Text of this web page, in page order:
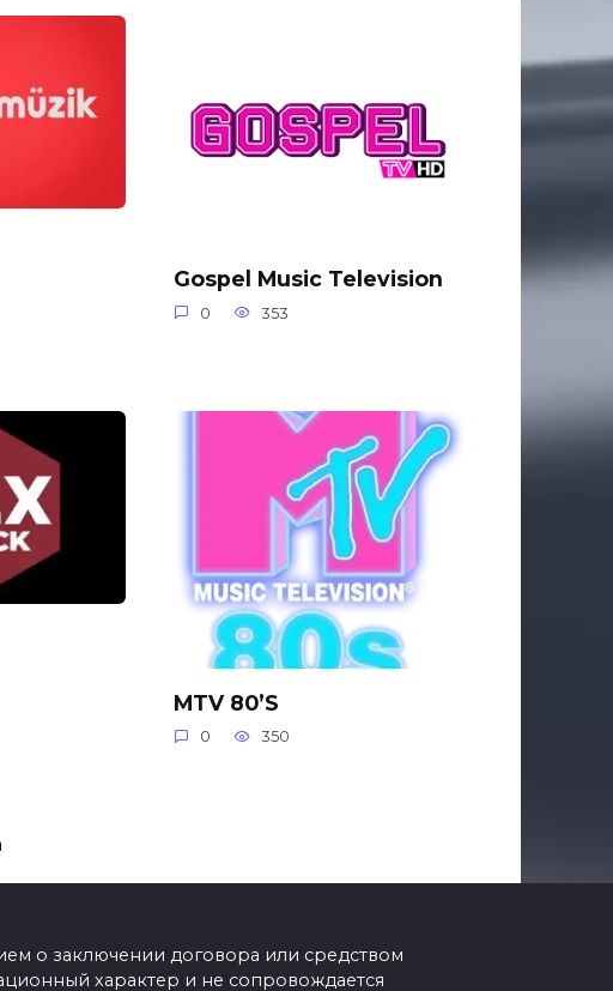
Gospel Music Television
0 353
MTV 80’S
0 350
о заключении договора или средством
характер и не сопровождается